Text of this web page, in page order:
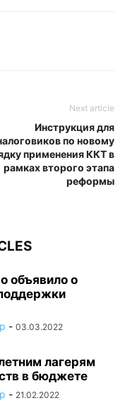
Next article
Инструкция для
по новому
применения ККТ в
рамках второго этапа
реформы
объявило о
- 03.03.2022
лагерям
в бюджете
- 21.02.2022